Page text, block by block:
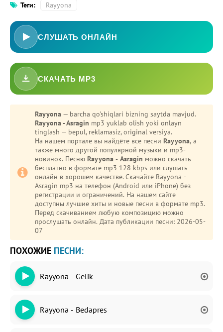
Теги: Rayyona
СЛУШАТЬ ОНЛАЙН
СКАЧАТЬ MP3
Rayyona — barcha qo'shiqlari bizning saytda mavjud.
Rayyona - Asragin mp3 yuklab olish yoki onlayn
tinglash — bepul, reklamasiz, original versiya.
На нашем портале вы найдёте все песни Rayyona, а
также много другой популярной музыки и mp3-
новинок. Песню Rayyona - Asragin можно скачать
бесплатно в формате mp3 128 kbps или слушать
онлайн в хорошем качестве. Скачайте Rayyona -
Asragin mp3 на телефон (Android или iPhone) без
регистрации и ограничений. На нашем сайте
доступны лучшие хиты и новые песни в формате mp3.
Перед скачиванием любую композицию можно
прослушать онлайн. Дата публикации песни: 2026-05-
07
ПОХОЖИЕ ПЕСНИ:
Rayyona - Gelik
Rayyona - Bedapres
Bezori
Oshiq edim